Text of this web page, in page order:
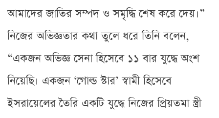
আমাদের জাতির সম্পদ ও সমৃদ্ধি শেষ করে দেয়।”
নিজের অভিজ্ঞতার কথা তুলে ধরে তিনি বলেন,
“একজন অভিজ্ঞ সেনা হিসেবে ১১ বার যুদ্ধে অংশ
নিয়েছি। একজন ‘গোল্ড স্টার’ স্বামী হিসেবে
ইসরায়েলের তৈরি একটি যুদ্ধে নিজের প্রিয়তমা স্ত্রী